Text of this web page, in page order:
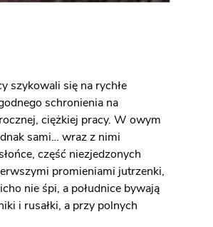
szykowali się na rychłe
schronienia na
ciężkiej pracy. W owym
sami… wraz z nimi
część niezjedzonych
promieniami jutrzenki,
nie śpi, a południce bywają
i rusałki, a przy polnych